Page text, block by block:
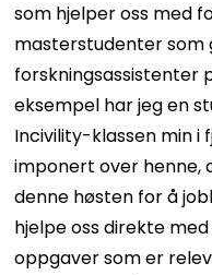
som hjelper oss med
masterstudenter som
forskningsassistenter
eksempel har jeg en
Incivility-klassen min i
imponert over henne,
denne høsten for å
hjelpe oss direkte
oppgaver som er